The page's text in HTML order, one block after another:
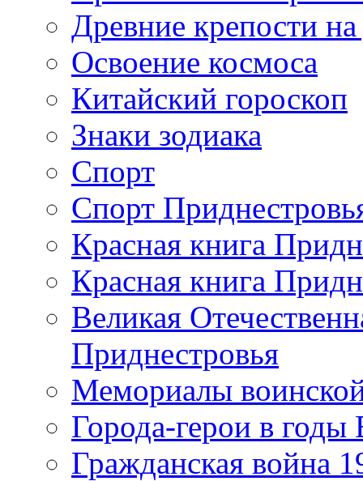
Древние крепости
Освоение космоса
Китайский гороскоп
Знаки зодиака
Спорт
Спорт
Красная книга
Красная книга
Великая
Приднестровья
Мемориалы
Города-герои в
Гражданская война